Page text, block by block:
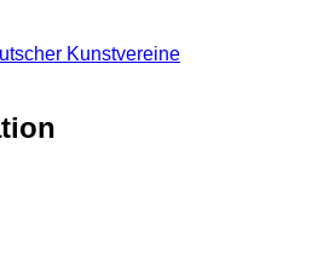
Kunstvereine